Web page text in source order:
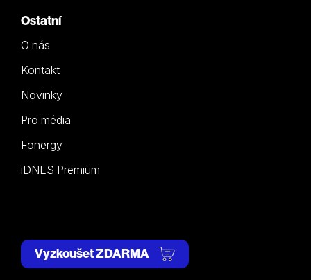
Ostatní
O nás
Kontakt
Novinky
Pro média
Fonergy
iDNES Premium
Vyzkoušet ZDARMA